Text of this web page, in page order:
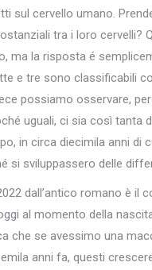
sul cervello umano.
tra i loro cervelli?
ma la risposta é
e tre sono classificabili
possiamo osservare, per
uguali, ci sia così
in circa diecimila anni
si sviluppassero delle
dall’antico romano è
al momento della
che se avessimo una
anni fa, questi